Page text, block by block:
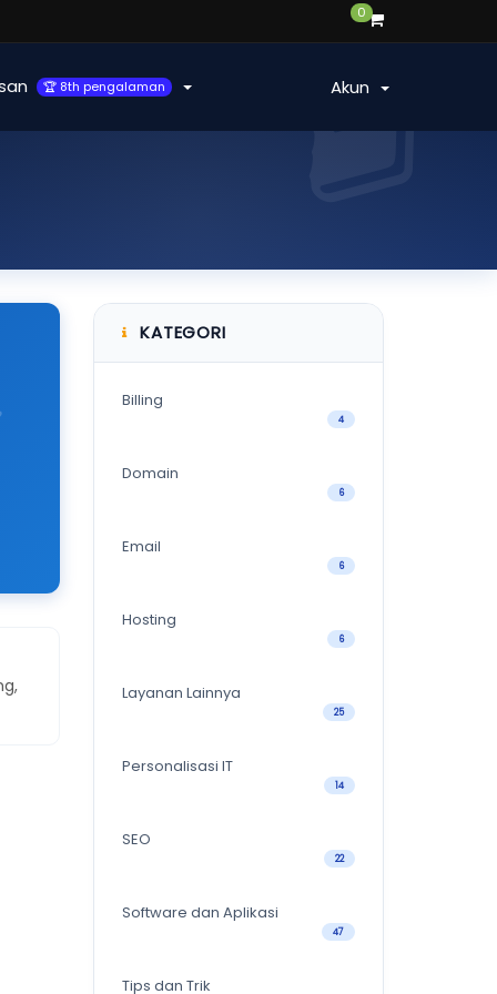
0
🏆 8th pengalaman Akun
KATEGORI
Billing
4
Domain
6
Email
6
Hosting
6
Layanan Lainnya
25
Personalisasi IT
14
SEO
22
Software dan Aplikasi
47
Tips dan Trik